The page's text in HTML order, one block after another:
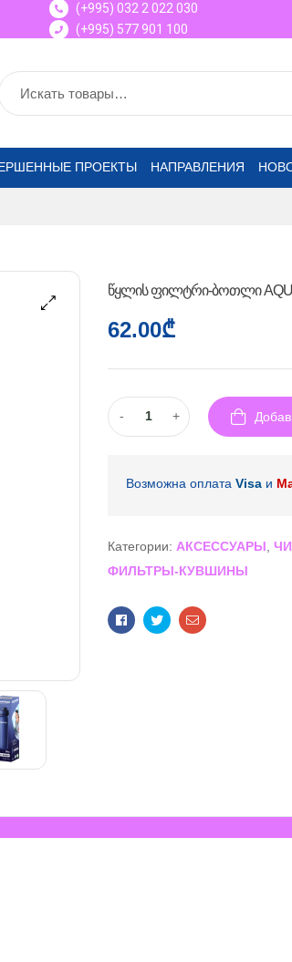
(+995) 032 2 022 030
(+995) 577 901 100
ПРОЕКТЫ НАПРАВЛЕНИЯ
წყლის ფილტრი-ბოთლი
62.00₾
- +
Возможна оплата Visa и
Категории: АКСЕССУАРЫ
ФИЛЬТРЫ-КУВШИНЫ
FacebookTwitterEmail